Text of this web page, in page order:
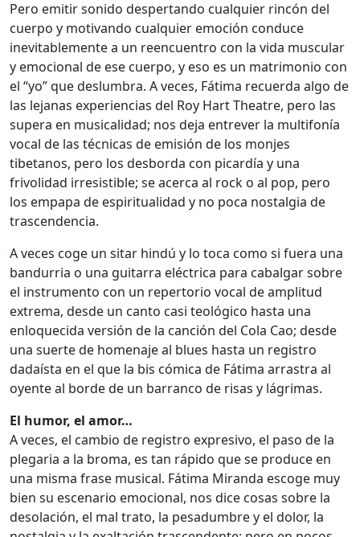
Pero emitir sonido despertando cualquier rincón del
cuerpo y motivando cualquier emoción conduce
inevitablemente a un reencuentro con la vida muscular
y emocional de ese cuerpo, y eso es un matrimonio con
el “yo” que deslumbra. A veces, Fátima recuerda algo de
las lejanas experiencias del Roy Hart Theatre, pero las
supera en musicalidad; nos deja entrever la multifonía
vocal de las técnicas de emisión de los monjes
tibetanos, pero los desborda con picardía y una
frivolidad irresistible; se acerca al rock o al pop, pero
los empapa de espiritualidad y no poca nostalgia de
trascendencia.
A veces coge un sitar hindú y lo toca como si fuera una
bandurria o una guitarra eléctrica para cabalgar sobre
el instrumento con un repertorio vocal de amplitud
extrema, desde un canto casi teológico hasta una
enloquecida versión de la canción del Cola Cao; desde
una suerte de homenaje al blues hasta un registro
dadaísta en el que la bis cómica de Fátima arrastra al
oyente al borde de un barranco de risas y lágrimas.
El humor, el amor…
A veces, el cambio de registro expresivo, el paso de la
plegaria a la broma, es tan rápido que se produce en
una misma frase musical. Fátima Miranda escoge muy
bien su escenario emocional, nos dice cosas sobre la
desolación, el mal trato, la pesadumbre y el dolor, la